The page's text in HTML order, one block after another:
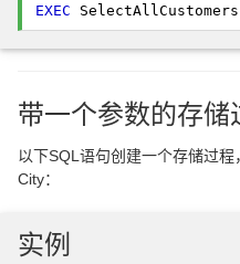
EXEC
带一个参数的存储
以下SQL语句创建一个存储过
City：
实例